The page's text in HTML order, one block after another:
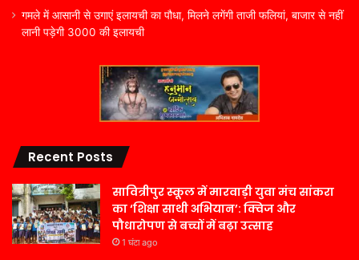
गमले में आसानी से उगाएं इलायची का पौधा, मिलने लगेंगी ताजी फलियां, बाजार से नहीं
लानी पड़ेगी 3000 की इलायची
Recent Posts
सावित्रीपुर स्कूल में मारवाड़ी युवा मंच सांकरा
का ‘शिक्षा साथी अभियान’: क्विज और
पौधारोपण से बच्चों में बढ़ा उत्साह
1 घंटा ago